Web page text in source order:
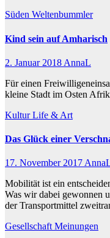
Süden Weltenbummler
Kind sein auf Amharisch
2. Januar 2018 AnnaL
Für einen
kleine Stadt im Osten
KulturLife & Art
Das Glück einer
17. November 2017
Mobilität ist ein
Was wir dabei gewonnen
der Transportmittel
GesellschaftMeinungen